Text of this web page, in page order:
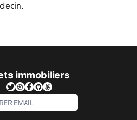
immobiliers